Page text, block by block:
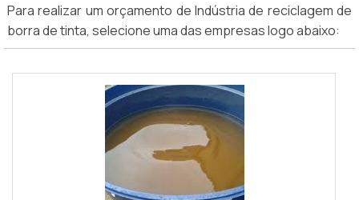
Para realizar um orçamento de Indústria de reciclagem de
borra de tinta, selecione uma das empresas logo abaixo: